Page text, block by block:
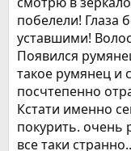
побелели! Глаза
уставшими!
Появился
такое румянец и
посчтепенно
Кстати именно
покурить. очень
все таки